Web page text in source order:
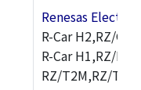
Renesas
R-Car H2,RZ/
R-Car H1,RZ/
RZ/T2M,RZ/